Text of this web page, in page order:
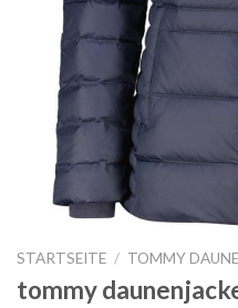
STARTSEITE / TOMMY
tommy